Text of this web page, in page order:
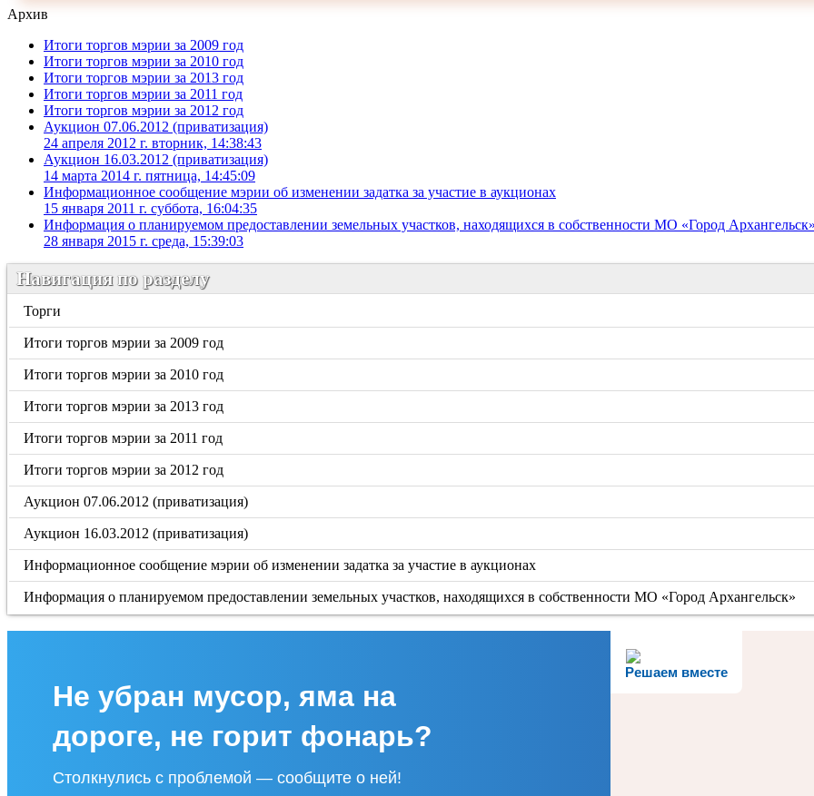
Архив
Итоги торгов мэрии за 2009 год
Итоги торгов мэрии за 2010 год
Итоги торгов мэрии за 2013 год
Итоги торгов мэрии за 2011 год
Итоги торгов мэрии за 2012 год
Аукцион 07.06.2012 (приватизация)
24 апреля 2012 г. вторник, 14:38:43
Аукцион 16.03.2012 (приватизация)
14 марта 2014 г. пятница, 14:45:09
Информационное сообщение мэрии об изменении задатка за участие в аукционах
15 января 2011 г. суббота, 16:04:35
Информация о планируемом предоставлении земельных участков, находящихся в собственности МО «Город
28 января 2015 г. среда, 15:39:03
Навигация по разделу
Торги
Итоги торгов мэрии за 2009 год
Итоги торгов мэрии за 2010 год
Итоги торгов мэрии за 2013 год
Итоги торгов мэрии за 2011 год
Итоги торгов мэрии за 2012 год
Аукцион 07.06.2012 (приватизация)
Аукцион 16.03.2012 (приватизация)
Информационное сообщение мэрии об изменении задатка за участие в аукционах
Информация о планируемом предоставлении земельных участков, находящихся в собственности МО «Город Архангельск»
Решаем вместе
Не убран мусор, яма на
дороге, не горит фонарь?
Столкнулись с проблемой — сообщите о ней!